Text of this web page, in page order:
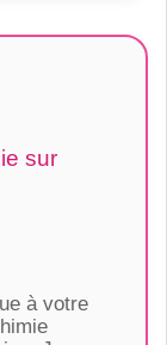
sur
à votre